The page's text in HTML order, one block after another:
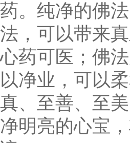
药。纯净的佛
法，可以带来
心药可医；佛
以净业，可以
真、至善、至
净明亮的心宝